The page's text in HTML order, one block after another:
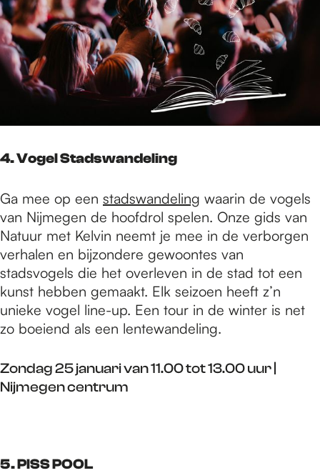
4. Vogel Stadswandeling
Ga mee op een stadswandeling waarin de vogels
van Nijmegen de hoofdrol spelen. Onze gids van
Natuur met Kelvin neemt je mee in de verborgen
verhalen en bijzondere gewoontes van
stadsvogels die het overleven in de stad tot een
kunst hebben gemaakt. Elk seizoen heeft z’n
unieke vogel line-up. Een tour in de winter is net
zo boeiend als een lentewandeling.
Zondag 25 januari van 11.00 tot 13.00 uur |
Nijmegen centrum
5. PISS POOL